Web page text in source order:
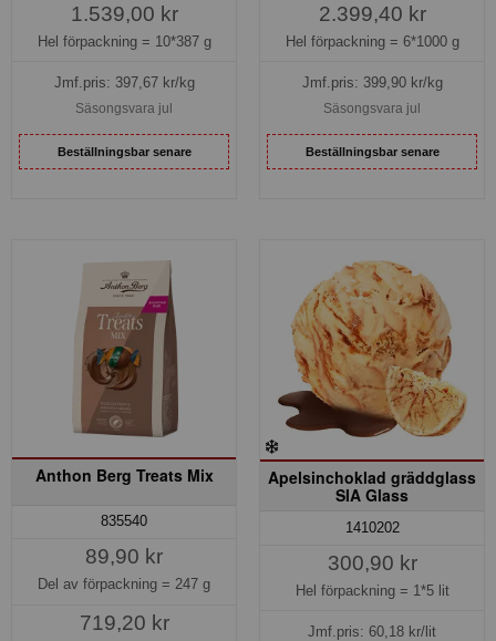
1.539,00 kr
Hel förpackning = 10*387 g
Jmf.pris: 397,67kr/kg
Säsongsvara jul
Beställningsbar senare
2.399,40 kr
Hel förpackning = 6*1000 g
Jmf.pris: 399,90kr/kg
Säsongsvara jul
Beställningsbar senare
Anthon Berg Treats Mix
835540
89,90 kr
Del av förpackning = 247 g
719,20 kr
Apelsinchoklad gräddglass
SIA Glass
1410202
300,90 kr
Hel förpackning = 1*5 lit
Jmf.pris: 60,18 kr/lit